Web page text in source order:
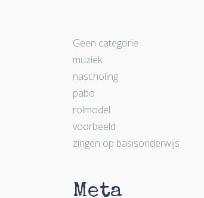
Geen categorie
muziek
nascholing
pabo
rolmodel
voorbeeld
zingen op basisonderwijs
Meta